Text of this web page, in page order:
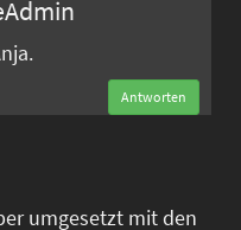
Antworten
umgesetzt mit den